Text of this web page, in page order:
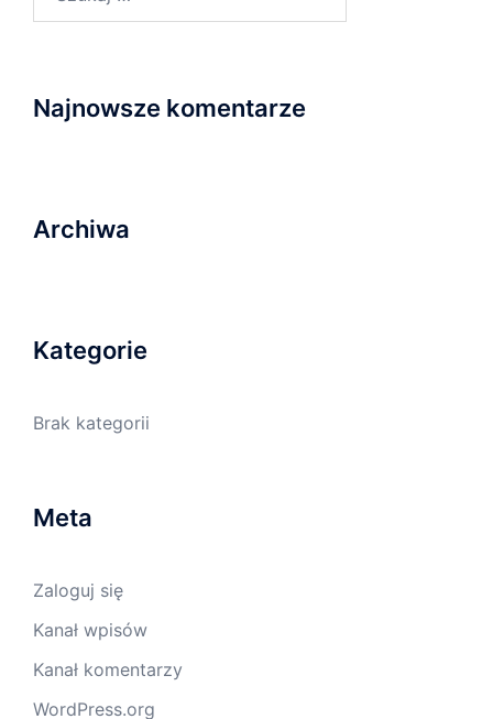
Najnowsze komentarze
Archiwa
Kategorie
Brak kategorii
Meta
Zaloguj się
Kanał wpisów
Kanał komentarzy
WordPress.org